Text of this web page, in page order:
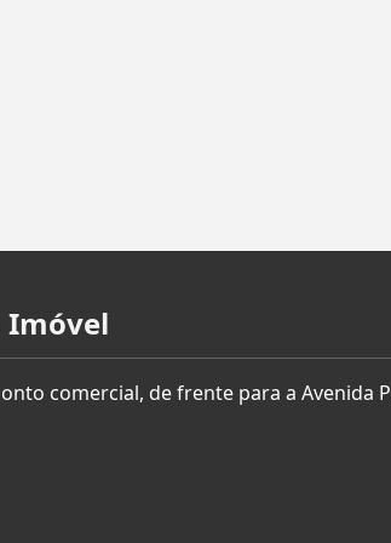
Imóvel
comercial, de frente para a Avenida